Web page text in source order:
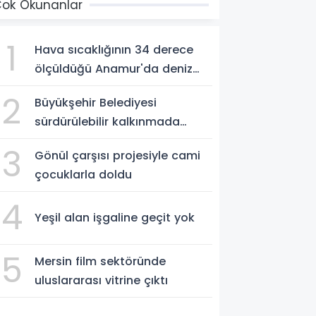
Okunanlar
1
Hava sıcaklığının 34 derece
ölçüldüğü Anamur'da deniz
gördü
2
Büyükşehir Belediyesi
sürdürülebilir kalkınmada
3
Gönül çarşısı projesiyle cami
çocuklarla doldu
4 Yeşil alan işgaline geçit yok
5
Mersin film sektöründe
uluslararası vitrine çıktı